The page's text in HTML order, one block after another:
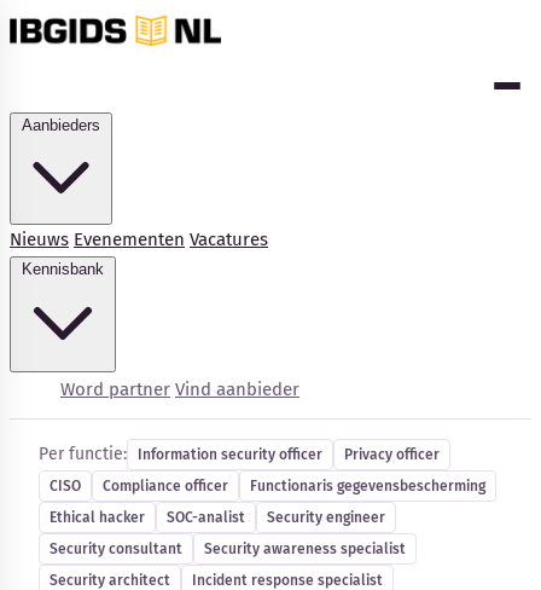
Nieuws Evenementen Vacatures
Word partner Vind aanbieder
Cybersecurity-vacatures
Per functie: Information security officer
Privacy officer
CISO
Compliance officer
Functionaris gegevensbescherming
Ethical hacker
SOC-analist
Security engineer
Security consultant
Security awareness specialist
Security architect
Incident response specialist